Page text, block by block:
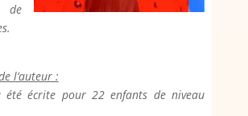
de
l’auteur :
été écrite pour 22 enfants de niveau